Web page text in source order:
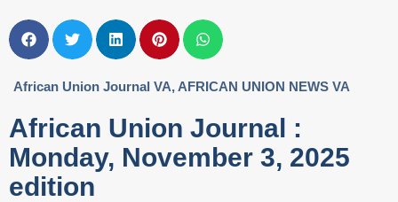
African Union Journal VA, AFRICAN UNION NEWS VA
African Union Journal :
Monday, November 3, 2025
edition